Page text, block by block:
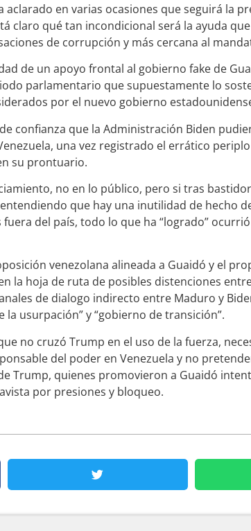
aclarado en varias ocasiones que seguirá la
claro qué tan incondicional será la ayuda
de corrupción y más cercana al
de un apoyo frontal al gobierno fake de
parlamentario que supuestamente lo
por el nuevo gobierno
confianza que la Administración Biden
una vez registrado el errático
su prontuario.
no en lo público, pero si tras
que hay una inutilidad de hecho
del país, todo lo que ha “logrado”
venezolana alineada a Guaidó y el
la hoja de ruta de posibles distenciones
de dialogo indirecto entre Maduro y
usurpación” y “gobierno de transición”.
no cruzó Trump en el uso de la fuerza,
del poder en Venezuela y no
Trump, quienes promovieron a Guaidó
por presiones y bloqueo.